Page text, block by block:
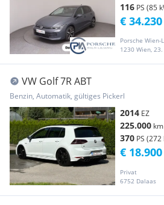
116 PS (85
Porsche Wien-
1230 Wien,
€ 34.230
VW Golf 7R ABT
Benzin, Automatik, gültiges Pickerl
2014 EZ
225.000 km
370 PS (272
Privat
6752 Dalaas
€ 18.900